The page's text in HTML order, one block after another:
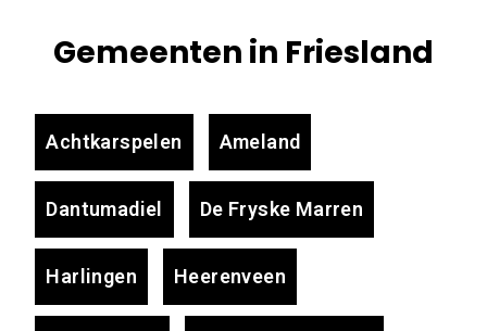
Gemeenten in Friesland
Achtkarspelen Ameland
Dantumadiel De Fryske Marren
Harlingen Heerenveen